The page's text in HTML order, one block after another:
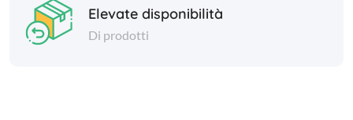
Elevate disponibilità
Di prodotti